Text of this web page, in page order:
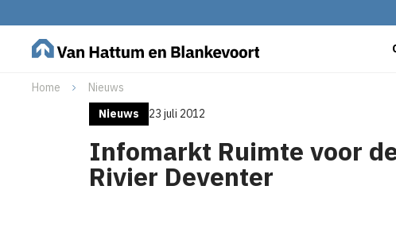
Home
Nieuws
Nieuws
23 juli 2012
Infomarkt Ruimte voor
Rivier Deventer